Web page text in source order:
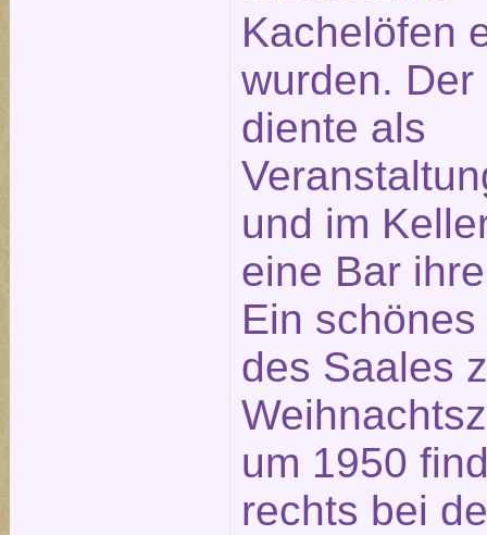
Kachelöfen
wurden. Der
diente als
und im
eine Bar
Ein
des Saales
um 1950
rechts bei